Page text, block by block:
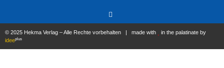
© 2025 Hekma Verlag – Alle Rechte vorbehalten | made with
in the palatinate by
ideeplus